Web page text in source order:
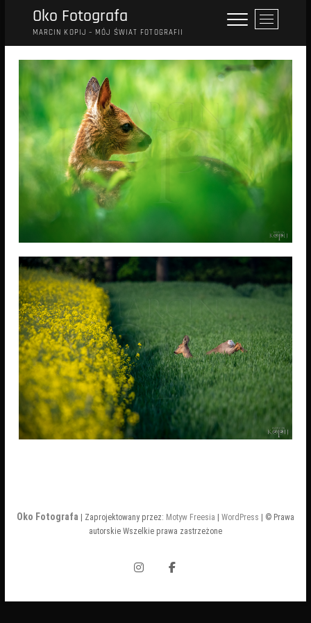
Oko Fotografa
MARCIN KOPIJ – MÓJ ŚWIAT FOTOGRAFII
P
r
z
y
c
i
s
k
m
e
n
u
Oko Fotografa | Zaprojektowany przez: Motyw Freesia WordPress | © Prawa
autorskie Wszelkie prawa zastrzeżone
Instagram
Facebook